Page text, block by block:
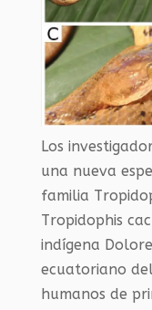
Los
una nueva
familia
Tropidophis
indígena
ecuatoriano
humanos de